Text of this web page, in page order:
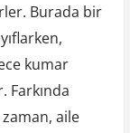
Burada bir
kumar
Farkında
aile